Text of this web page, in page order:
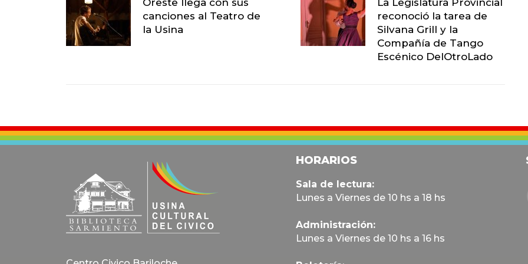
Oreste llega con sus
canciones al Teatro de
la Usina
La Legislatura Provincial
reconoció la tarea de
Silvana Grill y la
Compañía de Tango
Escénico DelOtroLado
HORARIOS
Sala de lectura:
Lunes a Viernes de 10 hs a 18 hs
Administración:
Lunes a Viernes de 10 hs a 16 hs